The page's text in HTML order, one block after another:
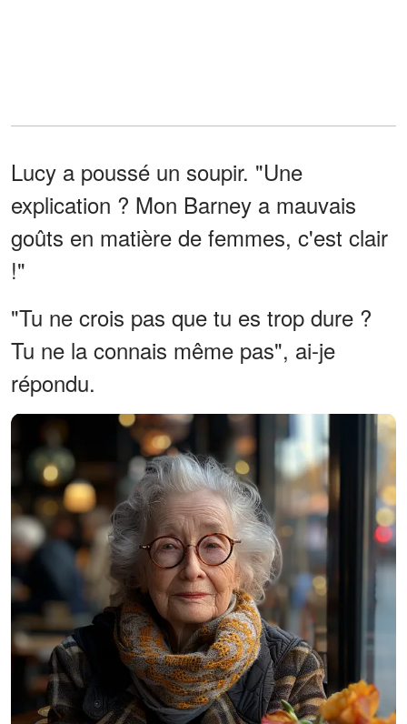
Lucy a poussé un soupir. "Une
explication ? Mon Barney a mauvais
goûts en matière de femmes, c'est clair
!"
"Tu ne crois pas que tu es trop dure ?
Tu ne la connais même pas", ai-je
répondu.